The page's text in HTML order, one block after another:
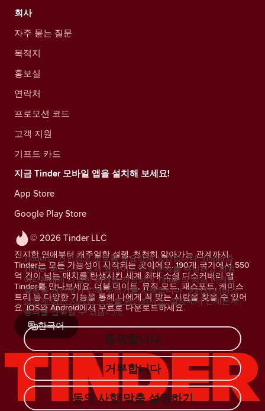
© 2026 Tinder LLC
진지한 연애부터 캐주얼한 설렘, 천천히 알아가는 관계까지.
Tinder는 모든 가능성이 시작되는 곳이에요. 190개 국가에서 550
억 건이 넘는 매치를 탄생시킨 세계 최대 소셜 디스커버리 앱
Tinder를 만나보세요. 더블 데이트, 뮤직 모드, 패스포트, 케미스
트리 등 다양한 기능을 통해 나에게 꼭 맞는 사람을 찾을 수 있어
요. iOS와 Android에서 무료로 다운로드하세요.
한국어
회사
자주 묻는 질문
목적지
홍보실
연락처
프로모션 코드
고객 지원
기프트 카드
지금 Tinder 모바일 앱을 설치해 보세요!
App Store
Google Play Store
Tinder는 개인정보 보호를 중요하게 생각합니다. Tinder와
Tinder 파트너는 당사 웹사이트의 방문자를 측정하고 회원
여러분에게 다양한 혜택을 제공하며 Tinder의 자체 마케팅
활동을 개선하기 위해 추적기를 사용합니다. 쿠키와 서비스
업체에 대한 자세한 정보를 확인하세요. 설정에서 언제든지
동의를 철회할 수 있습니다.
동의합니다
거부합니다
동의 사항 맞춤 설정하기